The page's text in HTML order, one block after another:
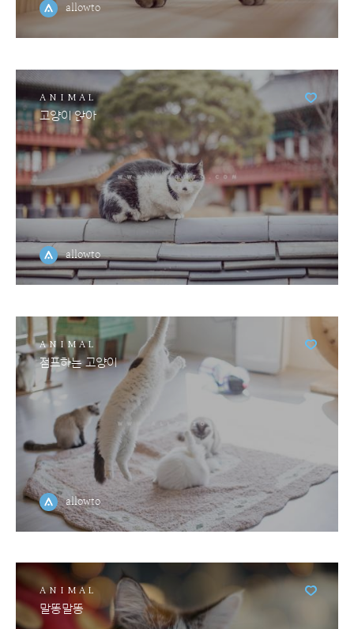
allowto
ANIMAL
고양이 앉아
allowto
ANIMAL
점프하는 고양이
allowto
ANIMAL
말똥말똥